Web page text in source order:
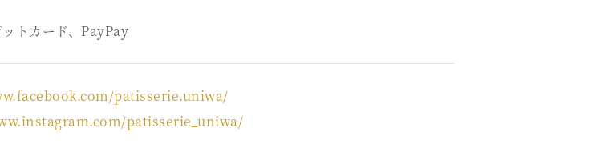
トカード、PayPay
patisserie.uniwa/
patisserie_uniwa/